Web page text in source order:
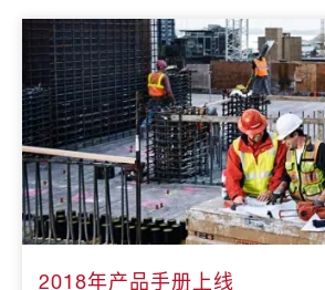
2018年产品手册上线